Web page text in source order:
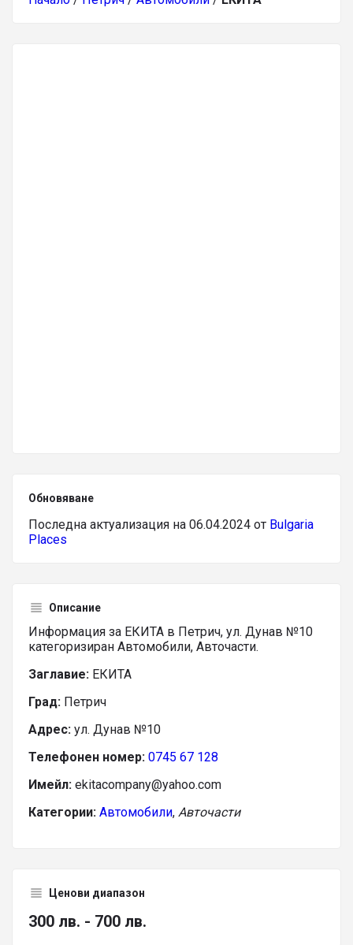
Обновяване
Последна актуализация на 06.04.2024 от Bulgaria
Places
Описание
Информация за ЕКИТА в Петрич, ул. Дунав №10
категоризиран Автомобили, Авточасти.
Заглавие: ЕКИТА
Град: Петрич
Адрес: ул. Дунав №10
Телефонен номер: 0745 67 128
Имейл: ekitacompany@yahoo.com
Категории: Автомобили, Авточасти
Ценови диапазон
300 лв. - 700 лв.